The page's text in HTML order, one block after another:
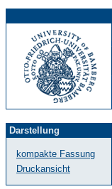
Darstellung
kompakte Fassung
Druckansicht